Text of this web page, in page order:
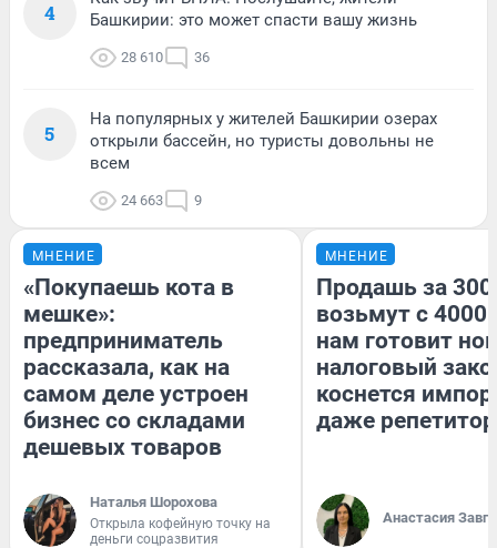
4
Башкирии: это может спасти вашу жизнь
28 610 36
5
На популярных у жителей Башкирии озерах
открыли бассейн, но туристы довольны не
всем
24 663 9
МНЕНИЕ
«Покупаешь кота в
мешке»:
предприниматель
рассказала, как на
самом деле устроен
бизнес со складами
дешевых товаров
Наталья Шорохова
Открыла кофейную точку на
деньги соцразвития
МНЕНИЕ
Продашь за
возьмут с
нам готовит
налоговый
коснется
даже
Анастасия